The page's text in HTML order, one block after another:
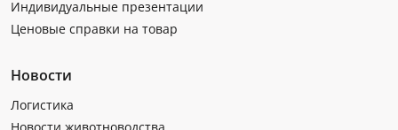
Индивидуальные презентации
Ценовые справки на товар
Новости
Логистика